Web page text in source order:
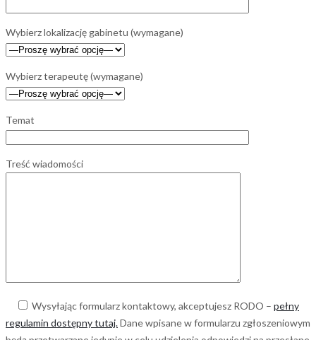
Wybierz lokalizację gabinetu (wymagane)
Wybierz terapeutę (wymagane)
Temat
Treść wiadomości
Wysyłając formularz kontaktowy, akceptujesz RODO – pełny
regulamin dostępny tutaj.Dane wpisane w formularzu zgłoszeniowym